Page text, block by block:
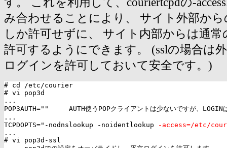
み合わせることにより、 サイト外部から
しか許可せずに、 サイト内部からは通
許可するようにできます。 (sslの場合は
ログインを許可しておいて安全です。)
# cd /etc/courier
# vi pop3d
...
POP3AUTH=""     AUTH使うPOPクライアントは少ないですが、LOGIN
...
TCPDOPTS="-nodnslookup -noidentlookup
-access=/etc/
...
# vi pop3d-ssl